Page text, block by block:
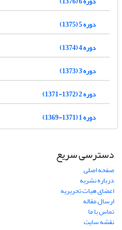
دوره 5 (1375)
دوره 4 (1374)
دوره 3 (1373)
دوره 2 (1372-1371)
دوره 1 (1371-1369)
دسترسی سریع
صفحه اصلی
درباره نشریه
اعضای هیات تحریریه
ارسال مقاله
تماس با ما
نقشه سایت